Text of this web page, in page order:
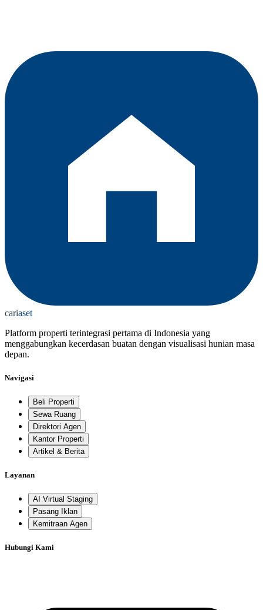
cariaset
Platform properti terintegrasi pertama di Indonesia yang
menggabungkan kecerdasan buatan dengan visualisasi hunian masa
depan.
Navigasi
Beli Properti
Sewa Ruang
Direktori Agen
Kantor Properti
Artikel & Berita
Layanan
AI Virtual Staging
Pasang Iklan
Kemitraan Agen
Hubungi Kami